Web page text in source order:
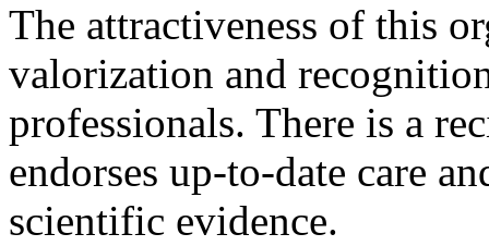
The attractiveness of this
valorization and
professionals. There is a
endorses up-to-date care
scientific evidence.